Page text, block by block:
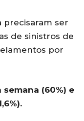
precisaram ser
de sinistros de
por
(60%) e